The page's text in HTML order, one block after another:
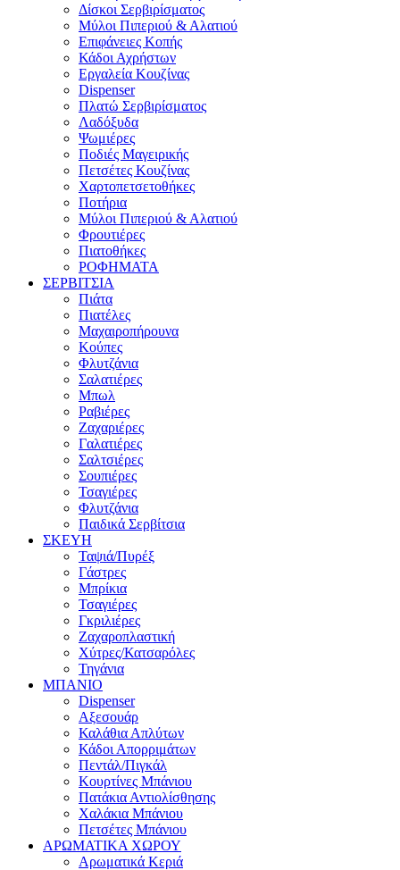
Δίσκοι Σερβιρίσματος
Μύλοι Πιπεριού & Αλατιού
Επιφάνειες Κοπής
Κάδοι Αχρήστων
Εργαλεία Κουζίνας
Dispenser
Πλατώ Σερβιρίσματος
Λαδόξυδα
Ψωμιέρες
Ποδιές Μαγειρικής
Πετσέτες Κουζίνας
Χαρτοπετσετοθήκες
Ποτήρια
Μύλοι Πιπεριού & Αλατιού
Φρουτιέρες
Πιατοθήκες
ΡΟΦΗΜΑΤΑ
ΣΕΡΒΙΤΣΙΑ
Πιάτα
Πιατέλες
Μαχαιροπήρουνα
Κούπες
Φλυτζάνια
Σαλατιέρες
Μπωλ
Ραβιέρες
Ζαχαριέρες
Γαλατιέρες
Σαλτσιέρες
Σουπιέρες
Τσαγιέρες
Φλυτζάνια
Παιδικά Σερβίτσια
ΣΚΕΥΗ
Ταψιά/Πυρέξ
Γάστρες
Μπρίκια
Τσαγιέρες
Γκριλιέρες
Ζαχαροπλαστική
Χύτρες/Κατσαρόλες
Τηγάνια
ΜΠΑΝΙΟ
Dispenser
Αξεσουάρ
Καλάθια Απλύτων
Κάδοι Απορριμάτων
Πεντάλ/Πιγκάλ
Κουρτίνες Μπάνιου
Πατάκια Αντιολίσθησης
Χαλάκια Μπάνιου
Πετσέτες Μπάνιου
ΑΡΩΜΑΤΙΚΑ ΧΩΡΟΥ
Αρωματικά Κεριά